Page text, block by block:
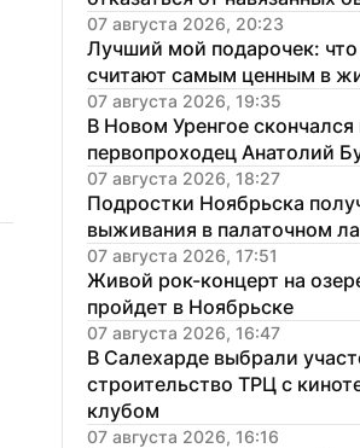
07 августа 2026, 20:23
Лучший мой подарочек:
считают самым ценным в
07 августа 2026, 19:35
В Новом Уренгое
первопроходец Анатолий
07 августа 2026, 18:27
Подростки Ноябрьска
выживания в палаточном
07 августа 2026, 17:51
Живой рок-концерт на
пройдет в Ноябрьске
07 августа 2026, 16:47
В Салехарде выбрали
строительство ТРЦ с
клубом
07 августа 2026, 16:16